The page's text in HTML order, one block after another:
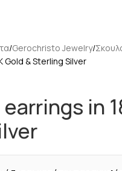
Gerochristo Jewelry
Gold & Sterling Silver
in